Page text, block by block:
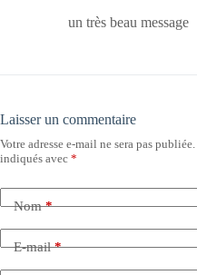
un très beau message
Laisser un commentaire
Votre adresse e-mail ne sera pas publiée.
indiqués avec *
Nom*
E-mail*